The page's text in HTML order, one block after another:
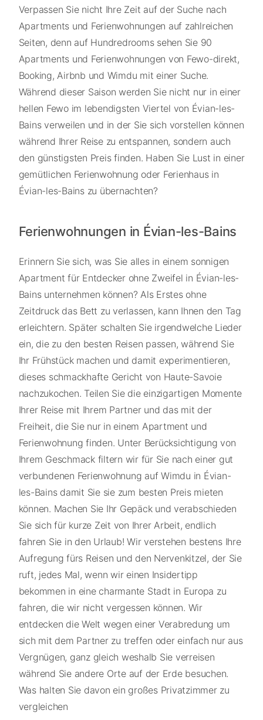
Verpassen Sie nicht Ihre Zeit auf der Suche nach
Apartments und Ferienwohnungen auf zahlreichen
Seiten, denn auf Hundredrooms sehen Sie 90
Apartments und Ferienwohnungen von Fewo-direkt,
Booking, Airbnb und Wimdu mit einer Suche.
Während dieser Saison werden Sie nicht nur in einer
hellen Fewo im lebendigsten Viertel von Évian-les-
Bains verweilen und in der Sie sich vorstellen können
während Ihrer Reise zu entspannen, sondern auch
den günstigsten Preis finden. Haben Sie Lust in einer
gemütlichen Ferienwohnung oder Ferienhaus in
Évian-les-Bains zu übernachten?
Ferienwohnungen in Évian-les-Bains
Erinnern Sie sich, was Sie alles in einem sonnigen
Apartment für Entdecker ohne Zweifel in Évian-les-
Bains unternehmen können? Als Erstes ohne
Zeitdruck das Bett zu verlassen, kann Ihnen den Tag
erleichtern. Später schalten Sie irgendwelche Lieder
ein, die zu den besten Reisen passen, während Sie
Ihr Frühstück machen und damit experimentieren,
dieses schmackhafte Gericht von Haute-Savoie
nachzukochen. Teilen Sie die einzigartigen Momente
Ihrer Reise mit Ihrem Partner und das mit der
Freiheit, die Sie nur in einem Apartment und
Ferienwohnung finden. Unter Berücksichtigung von
Ihrem Geschmack filtern wir für Sie nach einer gut
verbundenen Ferienwohnung auf Wimdu in Évian-
les-Bains damit Sie sie zum besten Preis mieten
können. Machen Sie Ihr Gepäck und verabschieden
Sie sich für kurze Zeit von Ihrer Arbeit, endlich
fahren Sie in den Urlaub! Wir verstehen bestens Ihre
Aufregung fürs Reisen und den Nervenkitzel, der Sie
ruft, jedes Mal, wenn wir einen Insidertipp
bekommen in eine charmante Stadt in Europa zu
fahren, die wir nicht vergessen können. Wir
entdecken die Welt wegen einer Verabredung um
sich mit dem Partner zu treffen oder einfach nur aus
Vergnügen, ganz gleich weshalb Sie verreisen
während Sie andere Orte auf der Erde besuchen.
Was halten Sie davon ein großes Privatzimmer zu
vergleichen